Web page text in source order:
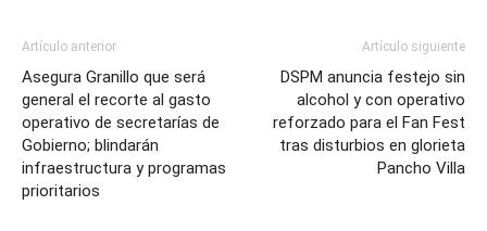
Artículo anterior
Asegura Granillo que será
general el recorte al gasto
operativo de secretarías de
Gobierno; blindarán
infraestructura y programas
prioritarios
Artículo siguiente
DSPM anuncia festejo sin
alcohol y con operativo
reforzado para el Fan Fest
tras disturbios en glorieta
Pancho Villa